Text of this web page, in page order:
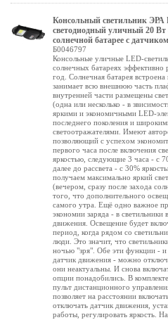
Консольный светильник ЭРА
светодиодный уличный 20
солнечной батарее с
Б0046797
Консольные уличные LED-
солнечных батареях эффективно
год. Солнечная батарея встроена
занимает всю внешнюю часть
внутренней части размещены
(одна или несколько - в
яркими и экономичными LED-
последнего поколения и
светоотражателями. Имеют
позволяющий с успехом
первого часа после включения
яркостью, следующие 3 часа - с
далее до рассвета - с 30%
получаем максимально яркий
(вечером, сразу после захода
того, что дополнительного
самого утра. Ещё одно важное
экономии заряда - в светильники
движения. Освещение будет
период, когда рядом со
люди. Это значит, что
ночью "зря". Обе эти функции -
датчик движения - можно
они неактуальны. И снова
опции понадобились. В комплекте
пульт дистанционного
позволяет на расстоянии
отключать датчик движения,
работы, регулировать яркость.